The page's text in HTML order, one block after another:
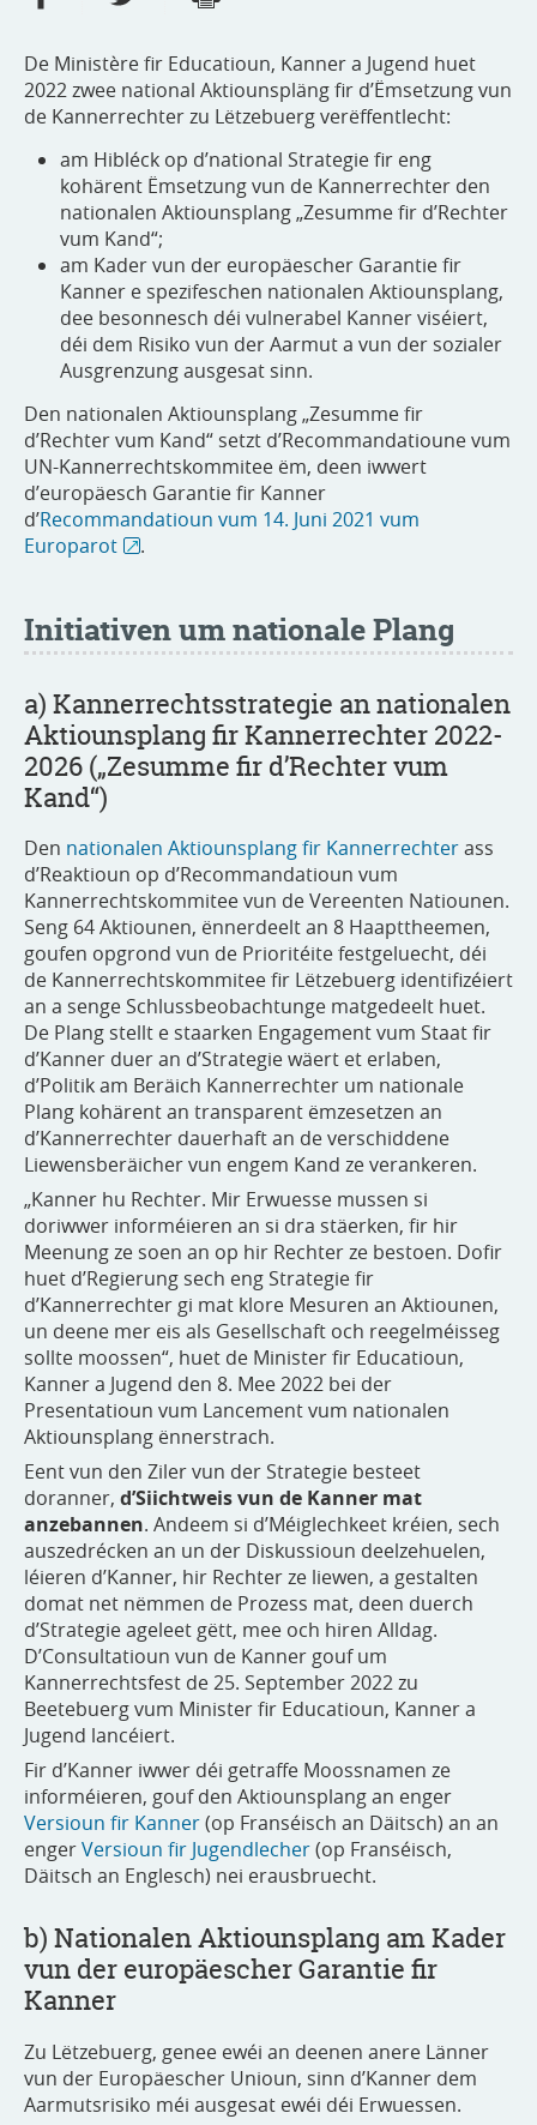
De Ministère fir Educatioun, Kanner a Jugend huet
2022 zwee national Aktiounspläng fir d’Ëmsetzung vun
de Kannerrechter zu Lëtzebuerg verëffentlecht:
am Hibléck op d’national Strategie fir eng
kohärent Ëmsetzung vun de Kannerrechter den
nationalen Aktiounsplang „Zesumme fir d’Rechter
vum Kand“;
am Kader vun der europäescher Garantie fir
Kanner e spezifeschen nationalen Aktiounsplang,
dee besonnesch déi vulnerabel Kanner viséiert,
déi dem Risiko vun der Aarmut a vun der sozialer
Ausgrenzung ausgesat sinn.
Den nationalen Aktiounsplang „Zesumme fir
d’Rechter vum Kand“ setzt d’Recommandatioune vum
UN-Kannerrechtskommitee ëm, deen iwwert
d’europäesch Garantie fir Kanner
d’Recommandatioun vum 14. Juni 2021 vum
Europarot
.
Initiativen um nationale Plang
a) Kannerrechtsstrategie an nationalen
Aktiounsplang fir Kannerrechter 2022-
2026 („Zesumme fir d’Rechter vum
Kand“)
Den nationalen Aktiounsplang fir Kannerrechterass
d’Reaktioun op d’Recommandatioun vum
Kannerrechtskommitee vun de Vereenten Natiounen.
Seng 64 Aktiounen, ënnerdeelt an 8 Haapttheemen,
goufen opgrond vun de Prioritéite festgeluecht, déi
de Kannerrechtskommitee fir Lëtzebuerg identifizéiert
an a senge Schlussbeobachtunge matgedeelt huet.
De Plang stellt e staarken Engagement vum Staat fir
d’Kanner duer an d’Strategie wäert et erlaben,
d’Politik am Beräich Kannerrechter um nationale
Plang kohärent an transparent ëmzesetzen an
d’Kannerrechter dauerhaft an de verschiddene
Liewensberäicher vun engem Kand ze verankeren.
„Kanner hu Rechter. Mir Erwuesse mussen si
doriwwer informéieren an si dra stäerken, fir hir
Meenung ze soen an op hir Rechter ze bestoen. Dofir
huet d’Regierung sech eng Strategie fir
d’Kannerrechter gi mat klore Mesuren an Aktiounen,
un deene mer eis als Gesellschaft och reegelméisseg
sollte moossen“, huet de Minister fir Educatioun,
Kanner a Jugend den 8. Mee 2022 bei der
Presentatioun vum Lancement vum nationalen
Aktiounsplang ënnerstrach.
Eent vun den Ziler vun der Strategie besteet
doranner, d’Siichtweis vun de Kanner mat
anzebannen. Andeem si d’Méiglechkeet kréien, sech
auszedrécken an un der Diskussioun deelzehuelen,
léieren d’Kanner, hir Rechter ze liewen, a gestalten
domat net nëmmen de Prozess mat, deen duerch
d’Strategie ageleet gëtt, mee och hiren Alldag.
D’Consultatioun vun de Kanner gouf um
Kannerrechtsfest de 25. September 2022 zu
Beetebuerg vum Minister fir Educatioun, Kanner a
Jugend lancéiert.
Fir d’Kanner iwwer déi getraffe Moossnamen ze
informéieren, gouf den Aktiounsplang an enger
Versioun fir Kanner(op Franséisch an Däitsch) an an
engerVersioun fir Jugendlecher(op Franséisch,
Däitsch an Englesch) nei erausbruecht.
b) Nationalen Aktiounsplang am Kader
vun der europäescher Garantie fir
Kanner
Zu Lëtzebuerg, genee ewéi an deenen anere Länner
vun der Europäescher Unioun, sinn d’Kanner dem
Aarmutsrisiko méi ausgesat ewéi déi Erwuessen.